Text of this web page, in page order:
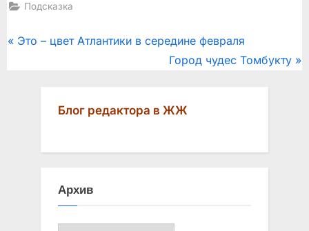
Подсказка
Post
P
Это – цвет Атлантики в середине февраля
N
t
o
Город чудес Томбукту
Блог редактора в ЖЖ
Архив